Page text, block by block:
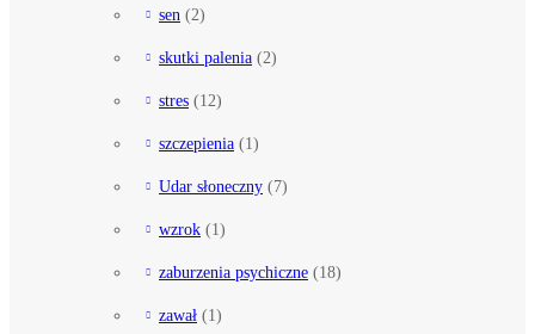
sen (2)
skutki palenia (2)
stres (12)
szczepienia (1)
Udar słoneczny (7)
wzrok (1)
zaburzenia psychiczne (18)
zawał (1)